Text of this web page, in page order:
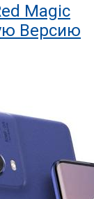
Magic
Версию